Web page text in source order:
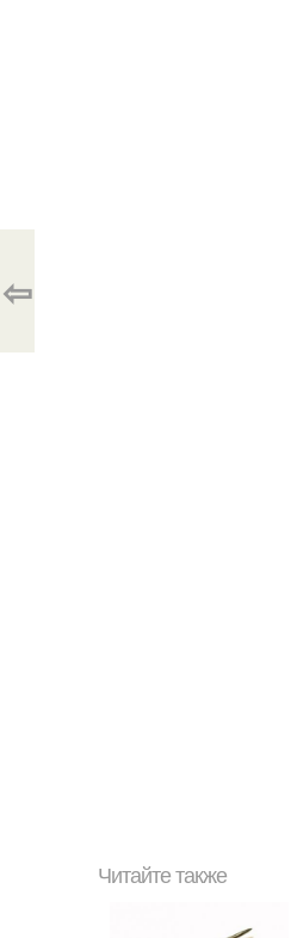
⇦
Читайте также